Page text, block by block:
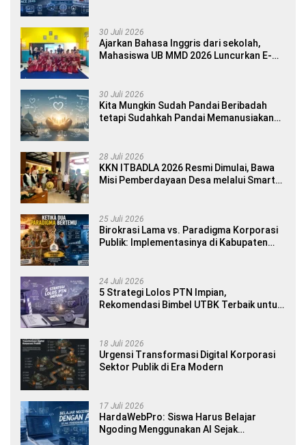
30 Juli 2026
Ajarkan Bahasa Inggris dari sekolah,
Mahasiswa UB MMD 2026 Luncurkan E-
30 Juli 2026
Kita Mungkin Sudah Pandai Beribadah
tetapi Sudahkah Pandai Memanusiakan
28 Juli 2026
KKN ITBADLA 2026 Resmi Dimulai, Bawa
Misi Pemberdayaan Desa melalui Smart
25 Juli 2026
Birokrasi Lama vs. Paradigma Korporasi
Publik: Implementasinya di Kabupaten
24 Juli 2026
5 Strategi Lolos PTN Impian,
Rekomendasi Bimbel UTBK Terbaik untuk
18 Juli 2026
Urgensi Transformasi Digital Korporasi
Sektor Publik di Era Modern
17 Juli 2026
HardaWebPro: Siswa Harus Belajar
Ngoding Menggunakan AI Sejak